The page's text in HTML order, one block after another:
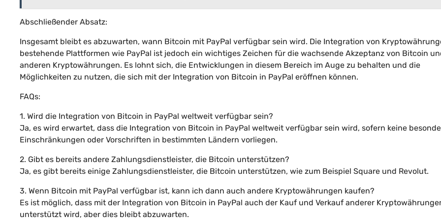
Abschließender Absatz:
Insgesamt bleibt es abzuwarten, wann Bitcoin mit PayPal verfügbar sein wird. Die Integration von
bestehende Plattformen wie PayPal ist jedoch ein wichtiges Zeichen für die wachsende Akzeptanz von Bitcoin
anderen Kryptowährungen. Es lohnt sich, die Entwicklungen in diesem Bereich im Auge zu behalten und die
Möglichkeiten zu nutzen, die sich mit der Integration von Bitcoin in PayPal eröffnen können.
FAQs:
1. Wird die Integration von Bitcoin in PayPal weltweit verfügbar sein?
Ja, es wird erwartet, dass die Integration von Bitcoin in PayPal weltweit verfügbar sein wird, sofern keine
Einschränkungen oder Vorschriften in bestimmten Ländern vorliegen.
2. Gibt es bereits andere Zahlungsdienstleister, die Bitcoin unterstützen?
Ja, es gibt bereits einige Zahlungsdienstleister, die Bitcoin unterstützen, wie zum Beispiel Square und Revolut.
3. Wenn Bitcoin mit PayPal verfügbar ist, kann ich dann auch andere Kryptowährungen kaufen?
Es ist möglich, dass mit der Integration von Bitcoin in PayPal auch der Kauf und Verkauf anderer
unterstützt wird, aber dies bleibt abzuwarten.